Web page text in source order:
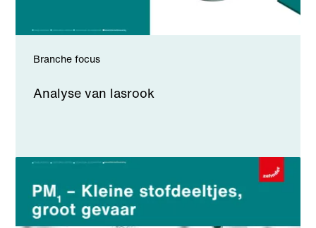
Branche focus
Analyse van lasrook